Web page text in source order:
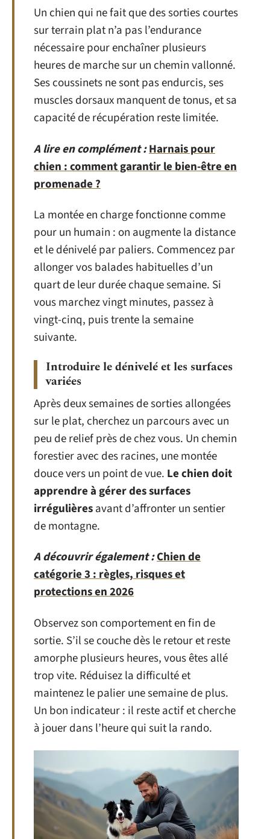
Un chien qui ne fait que des sorties courtes
sur terrain plat n’a pas l’endurance
nécessaire pour enchaîner plusieurs
heures de marche sur un chemin vallonné.
Ses coussinets ne sont pas endurcis, ses
muscles dorsaux manquent de tonus, et sa
capacité de récupération reste limitée.
A lire en complément :Harnais pour
chien : comment garantir le bien-être en
promenade ?
La montée en charge fonctionne comme
pour un humain : on augmente la distance
et le dénivelé par paliers. Commencez par
allonger vos balades habituelles d’un
quart de leur durée chaque semaine. Si
vous marchez vingt minutes, passez à
vingt-cinq, puis trente la semaine
suivante.
Introduire le dénivelé et les surfaces
variées
Après deux semaines de sorties allongées
sur le plat, cherchez un parcours avec un
peu de relief près de chez vous. Un chemin
forestier avec des racines, une montée
douce vers un point de vue. Le chien doit
apprendre à gérer des surfaces
irrégulièresavant d’affronter un sentier
de montagne.
A découvrir également :Chien de
catégorie 3 : règles, risques et
protections en 2026
Observez son comportement en fin de
sortie. S’il se couche dès le retour et reste
amorphe plusieurs heures, vous êtes allé
trop vite. Réduisez la difficulté et
maintenez le palier une semaine de plus.
Un bon indicateur : il reste actif et cherche
à jouer dans l’heure qui suit la rando.